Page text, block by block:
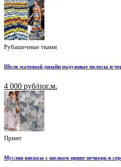
Рубашечные ткани
Шелк матовый дизайн радужные полосы и
4 000 руб/пог.м.
Принт
Муслин вискоза с шелком принт печворк в